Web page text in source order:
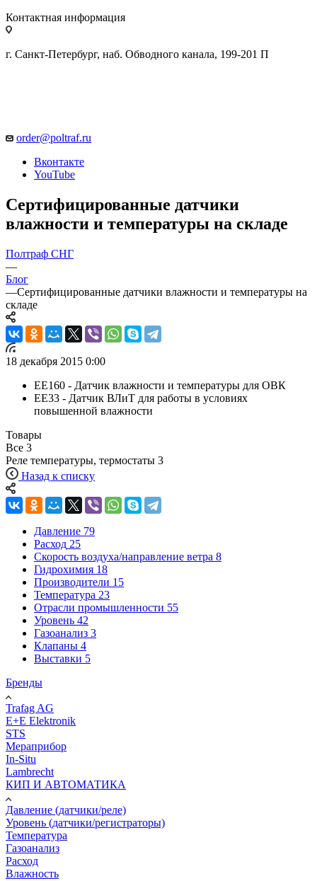
Контактная информация
г. Санкт-Петербург, наб. Обводного канала, 199-201 П
order@poltraf.ru
Вконтакте
YouTube
Cертифицированные датчики
влажности и температуры на складе
Полтраф СНГ
—
Блог
—Cертифицированные датчики влажности и температуры на
складе
18 декабря 2015 0:00
ЕЕ160 - Датчик влажности и температуры для ОВК
ЕЕ33 - Датчик ВЛиТ для работы в условиях
повышенной влажности
Товары
Все 3
Реле температуры, термостаты 3
Назад к списку
Давление 79
Расход 25
Скорость воздуха/направление ветра 8
Гидрохимия 18
Производители 15
Температура 23
Отрасли промышленности 55
Уровень 42
Газоанализ 3
Клапаны 4
Выставки 5
Бренды
Trafag AG
E+E Elektronik
STS
Мераприбор
In-Situ
Lambrecht
КИП И АВТОМАТИКА
Давление (датчики/реле)
Уровень (датчики/регистраторы)
Температура
Газоанализ
Расход
Влажность